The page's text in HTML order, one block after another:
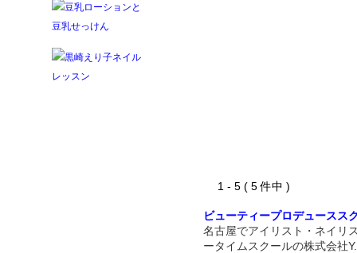
1 - 5 ( 5 件中 )
ビューティープロデュースス
名古屋でアイリスト・ネイリ
ータイムスクールの株式会社